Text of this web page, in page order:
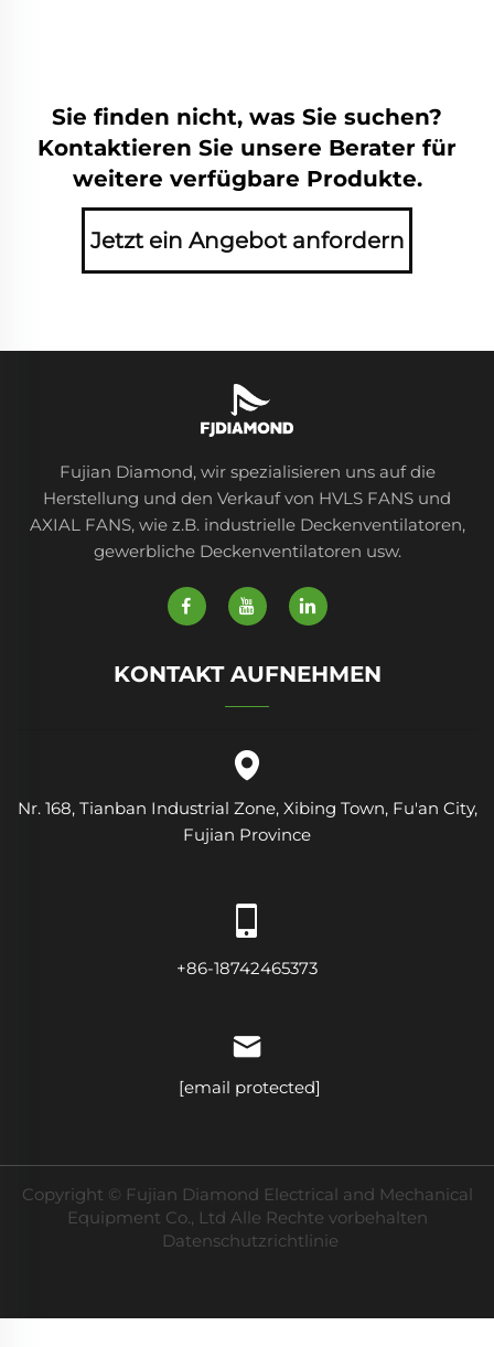
Sie finden nicht, was Sie suchen?
Kontaktieren Sie unsere Berater für
weitere verfügbare Produkte.
Jetzt ein Angebot anfordern
Fujian Diamond, wir spezialisieren uns auf die
Herstellung und den Verkauf von HVLS FANS und
AXIAL FANS, wie z.B. industrielle Deckenventilatoren,
gewerbliche Deckenventilatoren usw.
KONTAKT AUFNEHMEN
Nr. 168, Tianban Industrial Zone, Xibing Town, Fu'an City,
Fujian Province
+86-18742465373
[email protected]
Copyright © Fujian Diamond Electrical and Mechanical
Equipment Co., Ltd Alle Rechte vorbehalten
Datenschutzrichtlinie